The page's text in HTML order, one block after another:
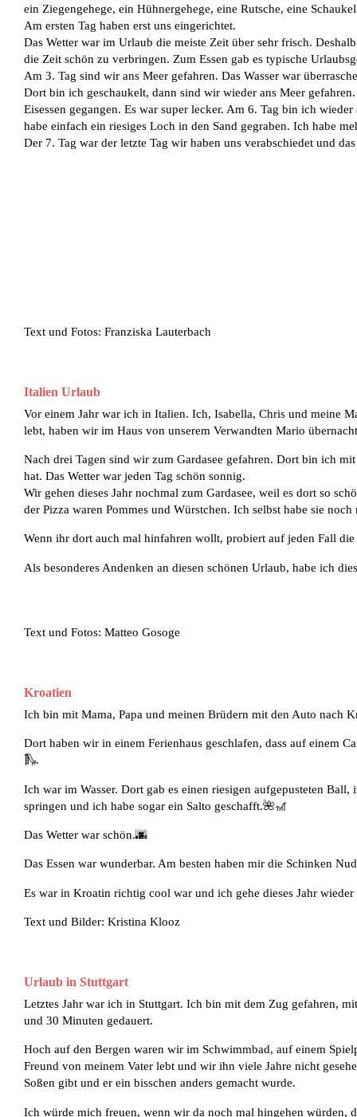
ein Ziegengehege, ein Hühnergehege, eine Rutsche, eine
Am ersten Tag haben erst uns eingerichtet.
Das Wetter war im Urlaub die meiste Zeit über sehr frisch.
die Zeit schön zu verbringen. Zum Essen gab es typische
Am 3. Tag sind wir ans Meer gefahren. Das Wasser war
Dort bin ich geschaukelt, dann sind wir wieder ans Meer
Eisessen gegangen. Es war super lecker. Am 6. Tag bin ich
habe einfach ein riesiges Loch in den Sand gegraben. Ich habe
Der 7. Tag war der letzte Tag wir haben uns verabschiedet und
Text und Fotos: Franziska Lauterbach
Italien Urlaub
Vor einem Jahr war ich in Italien. Ich, Isabella, Chris und meine
lebt, haben wir im Haus von unserem Verwandten Mario
Nach drei Tagen sind wir zum Gardasee gefahren. Dort bin ich
hat. Das Wetter war jeden Tag schön sonnig.
Wir gehen dieses Jahr nochmal zum Gardasee, weil es dort so
der Pizza waren Pommes und Würstchen. Ich selbst habe sie
Wenn ihr dort auch mal hinfahren wollt, probiert auf jeden Fall
Als besonderes Andenken an diesen schönen Urlaub, habe ich
Text und Fotos: Matteo Gosoge
Kroatien
Ich bin mit Mama, Papa und meinen Brüdern mit den Auto nach
Dort haben wir in einem Ferienhaus geschlafen, dass auf einem
🛝.
Ich war im Wasser. Dort gab es einen riesigen aufgepusteten
springen und ich habe sogar ein Salto geschafft.🌺🎢
Das Wetter war schön.🌆
Das Essen war wunderbar. Am besten haben mir die Schinken
Es war in Kroatin richtig cool war und ich gehe dieses Jahr
Text und Bilder: Kristina Klooz
Urlaub in Stuttgart
Letztes Jahr war ich in Stuttgart. Ich bin mit dem Zug gefahren,
und 30 Minuten gedauert.
Hoch auf den Bergen waren wir im Schwimmbad, auf einem
Freund von meinem Vater lebt und wir ihn viele Jahre nicht
Soßen gibt und er ein bisschen anders gemacht wurde.
Ich würde mich freuen, wenn wir da noch mal hingehen würden,